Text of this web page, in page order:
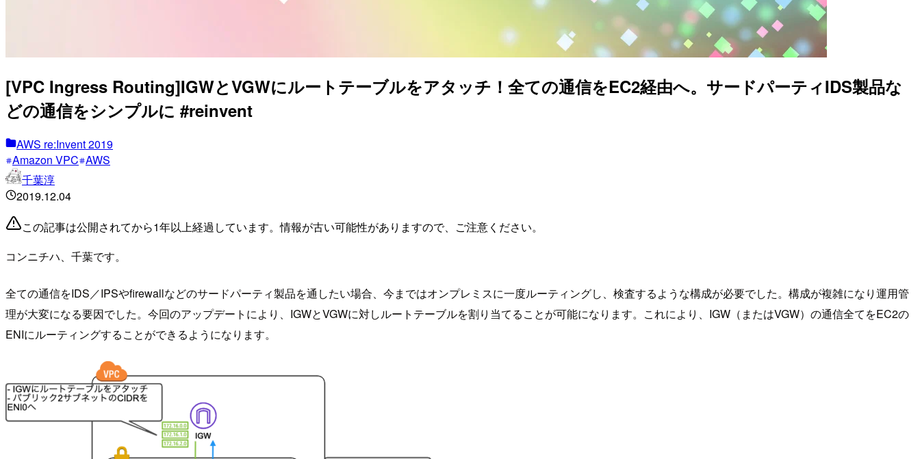
[VPC Ingress Routing]IGWとVGWにルートテーブルをアタッチ！全ての通信をEC2経由へ。サードパーティIDS製品な
どの通信をシンプルに #reinvent
AWS re:Invent 2019
Amazon VPC AWS
千葉淳
2019.12.04
この記事は公開されてから1年以上経過しています。情報が古い可能性がありますので、ご注意ください。
コンニチハ、千葉です。
全ての通信をIDS／IPSやfirewallなどのサードパーティ製品を通したい場合、今まではオンプレミスに一度ルーティングし、検査するような構成が必要でした。構成が複雑になり運用管
理が大変になる要因でした。今回のアップデートにより、IGWとVGWに対しルートテーブルを割り当てることが可能になります。これにより、IGW（またはVGW）の通信全てをEC2の
ENIにルーティングすることができるようになります。